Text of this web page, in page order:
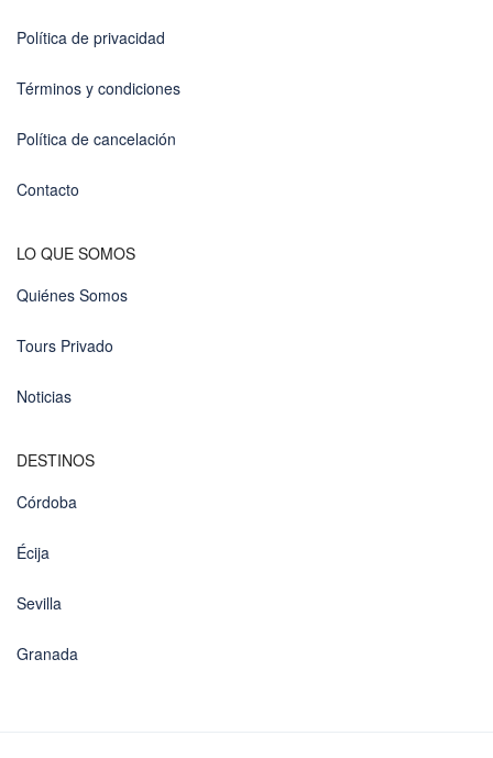
Política de privacidad
Términos y condiciones
Política de cancelación
Contacto
LO QUE SOMOS
Quiénes Somos
Tours Privado
Noticias
DESTINOS
Córdoba
Écija
Sevilla
Granada